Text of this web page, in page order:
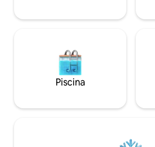
Piscina